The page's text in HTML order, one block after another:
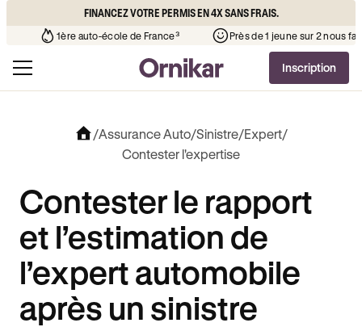
FINANCEZ VOTRE PERMIS EN 4X SANS FRAIS.
école de votre quartier¹ 1ère auto-école de France³
Inscription
/Assurance Auto/Sinistre/Expert/
Contester l'expertise
Contester le rapport
et l’estimation de
l’expert automobile
après un sinistre